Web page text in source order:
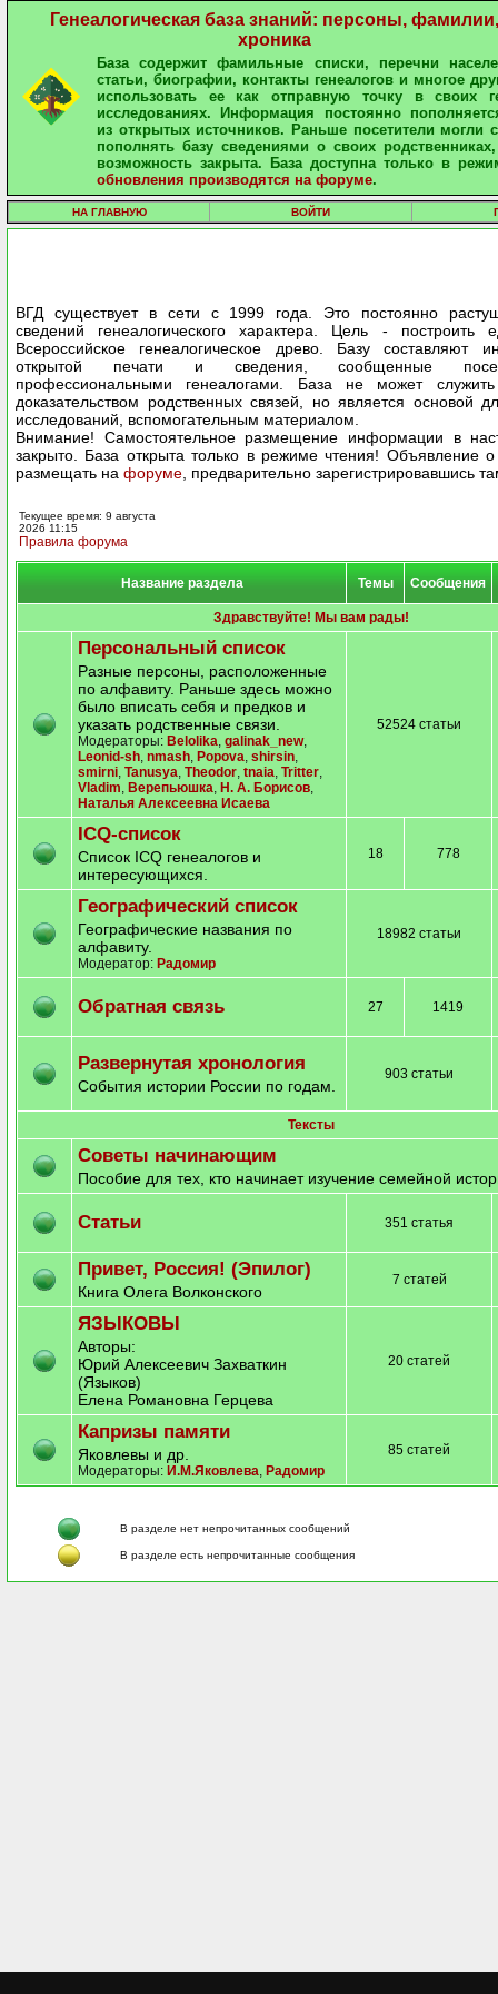
Генеалогическая база знаний: персоны, фамилии,
хроника
База содержит фамильные списки, перечни
статьи, биографии, контакты генеалогов и многое
использовать ее как отправную точку в своих
исследованиях. Информация постоянно
из открытых источников. Раньше посетители могли
пополнять базу сведениями о своих
возможность закрыта. База доступна только в
обновления производятся на форуме.
НА ГЛАВНУЮ ВОЙТИ
ВГД существует в сети с 1999 года. Это постоянно
сведений генеалогического характера. Цель - построить
Всероссийское генеалогическое древо. Базу составляют
открытой печати и сведения, сообщенные
профессиональными генеалогами. База не может
доказательством родственных связей, но является основой
исследований, вспомогательным материалом.
Внимание! Самостоятельное размещение информации в
закрыто. База открыта только в режиме чтения! Объявление
размещать на форуме , предварительно зарегистрировавшись
Текущее время: 9 августа
2026 11:15
Правила форума
Название раздела Темы Сообщения
Здравствуйте! Мы вам рады!
Персональный список
Разные персоны, расположенные
по алфавиту. Раньше здесь можно
было вписать себя и предков и
указать родственные связи.
Модераторы: Belolika, galinak_new,
Leonid-sh, nmash, Popova, shirsin,
smirni, Tanusya, Theodor, tnaia, Tritter,
Vladim, Верепьюшка, Н. А. Борисов,
Наталья Алексеевна Исаева
52524 статьи
ICQ-список
Список ICQ генеалогов и
интересующихся.
18 778
Географический список
Географические названия по
алфавиту.
Модератор: Радомир
18982 статьи
Обратная связь 27 1419
Развернутая хронология
События истории России по годам.
903 статьи
Тексты
Советы начинающим
Пособие для тех, кто начинает изучение семейной
Статьи 351 статья
Привет, Россия! (Эпилог)
Книга Олега Волконского
7 статей
ЯЗЫКОВЫ
Авторы:
Юрий Алексеевич Захваткин
(Языков)
Елена Романовна Герцева
20 статей
Капризы памяти
Яковлевы и др.
Модераторы: И.М.Яковлева, Радомир
85 статей
В разделе нет непрочитанных сообщений
В разделе есть непрочитанные сообщения